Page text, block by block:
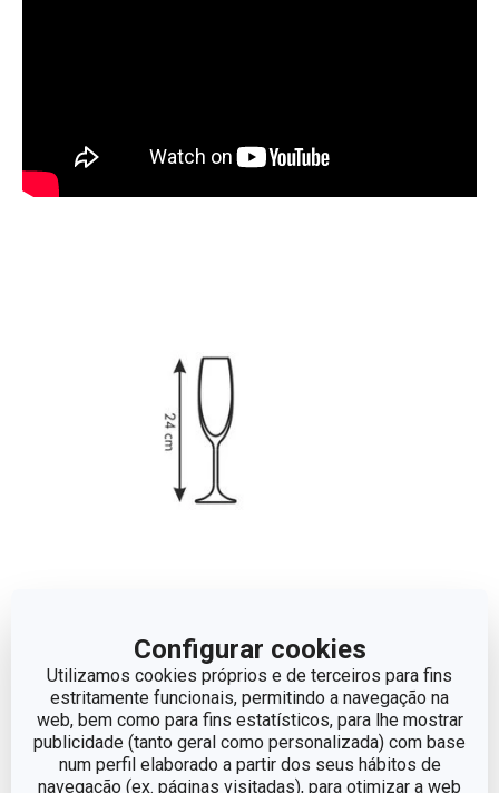
Configurar cookies
Utilizamos cookies próprios e de terceiros para fins
estritamente funcionais, permitindo a navegação na
web, bem como para fins estatísticos, para lhe mostrar
publicidade (tanto geral como personalizada) com base
num perfil elaborado a partir dos seus hábitos de
navegação (ex. páginas visitadas), para otimizar a web
ALTURA (CM) 24
VOLUME 0.22